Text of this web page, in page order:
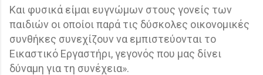
Και φυσικά είμαι ευγνώμων στους γονείς των
παιδιών οι οποίοι παρά τις δύσκολες οικονομικές
συνθήκες συνεχίζουν να εμπιστεύονται το
Εικαστικό Εργαστήρι, γεγονός που μας δίνει
δύναμη για τη συνέχεια».